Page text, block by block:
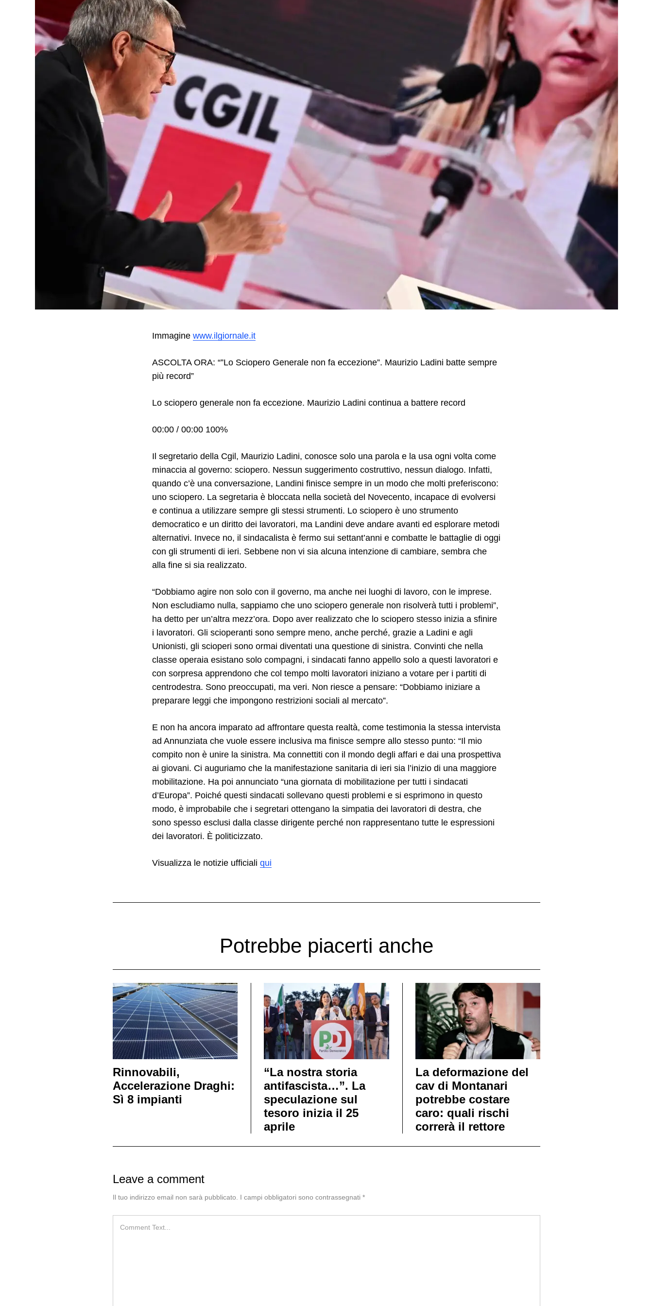
Immagine www.ilgiornale.it
ASCOLTA ORA: “”Lo Sciopero Generale non fa eccezione”. Maurizio Ladini batte sempre
più record”
Lo sciopero generale non fa eccezione. Maurizio Ladini continua a battere record
00:00 / 00:00 100%
Il segretario della Cgil, Maurizio Ladini, conosce solo una parola e la usa ogni volta come
minaccia al governo: sciopero. Nessun suggerimento costruttivo, nessun dialogo. Infatti,
quando c’è una conversazione, Landini finisce sempre in un modo che molti preferiscono:
uno sciopero. La segretaria è bloccata nella società del Novecento, incapace di evolversi
e continua a utilizzare sempre gli stessi strumenti. Lo sciopero è uno strumento
democratico e un diritto dei lavoratori, ma Landini deve andare avanti ed esplorare metodi
alternativi. Invece no, il sindacalista è fermo sui settant’anni e combatte le battaglie di oggi
con gli strumenti di ieri. Sebbene non vi sia alcuna intenzione di cambiare, sembra che
alla fine si sia realizzato.
“Dobbiamo agire non solo con il governo, ma anche nei luoghi di lavoro, con le imprese.
Non escludiamo nulla, sappiamo che uno sciopero generale non risolverà tutti i problemi”,
ha detto per un’altra mezz’ora. Dopo aver realizzato che lo sciopero stesso inizia a sfinire
i lavoratori. Gli scioperanti sono sempre meno, anche perché, grazie a Ladini e agli
Unionisti, gli scioperi sono ormai diventati una questione di sinistra. Convinti che nella
classe operaia esistano solo compagni, i sindacati fanno appello solo a questi lavoratori e
con sorpresa apprendono che col tempo molti lavoratori iniziano a votare per i partiti di
centrodestra. Sono preoccupati, ma veri. Non riesce a pensare: “Dobbiamo iniziare a
preparare leggi che impongono restrizioni sociali al mercato”.
E non ha ancora imparato ad affrontare questa realtà, come testimonia la stessa intervista
ad Annunziata che vuole essere inclusiva ma finisce sempre allo stesso punto: “Il mio
compito non è unire la sinistra. Ma connettiti con il mondo degli affari e dai una prospettiva
ai giovani. Ci auguriamo che la manifestazione sanitaria di ieri sia l’inizio di una maggiore
mobilitazione. Ha poi annunciato “una giornata di mobilitazione per tutti i sindacati
d’Europa”. Poiché questi sindacati sollevano questi problemi e si esprimono in questo
modo, è improbabile che i segretari ottengano la simpatia dei lavoratori di destra, che
sono spesso esclusi dalla classe dirigente perché non rappresentano tutte le espressioni
dei lavoratori. È politicizzato.
Visualizza le notizie ufficiali qui
Potrebbe piacerti anche
Rinnovabili,
Accelerazione Draghi:
Sì 8 impianti
“La nostra storia
antifascista…”. La
speculazione sul
tesoro inizia il 25
aprile
La deformazione del
cav di Montanari
potrebbe costare
caro: quali rischi
correrà il rettore
Leave a comment
Il tuo indirizzo email non sarà pubblicato. I campi obbligatori sono contrassegnati *